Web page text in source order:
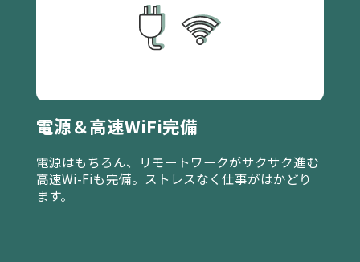
電源＆高速WiFi完備
電源はもちろん、リモートワークがサクサク進む
高速Wi-Fiも完備。ストレスなく仕事がはかどり
ます。